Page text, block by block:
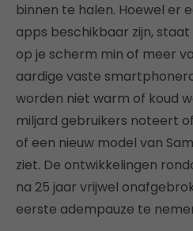
binnen te halen. Hoewel er
apps beschikbaar zijn,
op je scherm min of meer
aardige vaste
worden niet warm of koud
miljard gebruikers noteert
of een nieuw model van
ziet. De ontwikkelingen
na 25 jaar vrijwel
eerste adempauze te